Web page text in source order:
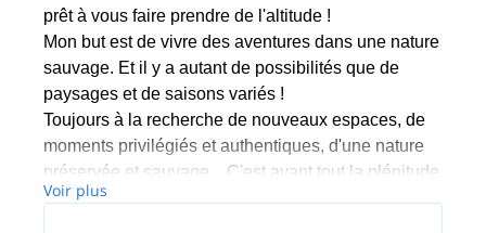
prêt à vous faire prendre de l'altitude !
Mon but est de vivre des aventures dans une nature
sauvage. Et il y a autant de possibilités que de
paysages et de saisons variés !
Toujours à la recherche de nouveaux espaces, de
moments privilégiés et authentiques, d'une nature
préservée et sauvage... C'est avant tout la plénitude
et la contemplation, en essayant à chaque fois de
Voir plus